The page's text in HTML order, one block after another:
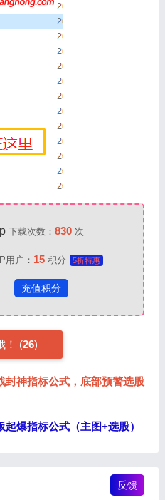
下载次数： 830次
用户： 15积分 5折特惠
充值积分
！ (26)
封神指标公式，底部预警选股
起爆指标公式（主图+选股）
反馈